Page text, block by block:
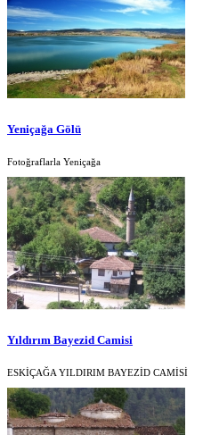
Yeniçağa Gölü
Fotoğraflarla Yeniçağa
Yıldırım Bayezid Camisi
ESKİÇAĞA YILDIRIM BAYEZİD CAMİSİ